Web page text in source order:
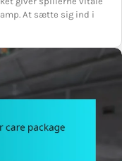
At sætte sig ind i